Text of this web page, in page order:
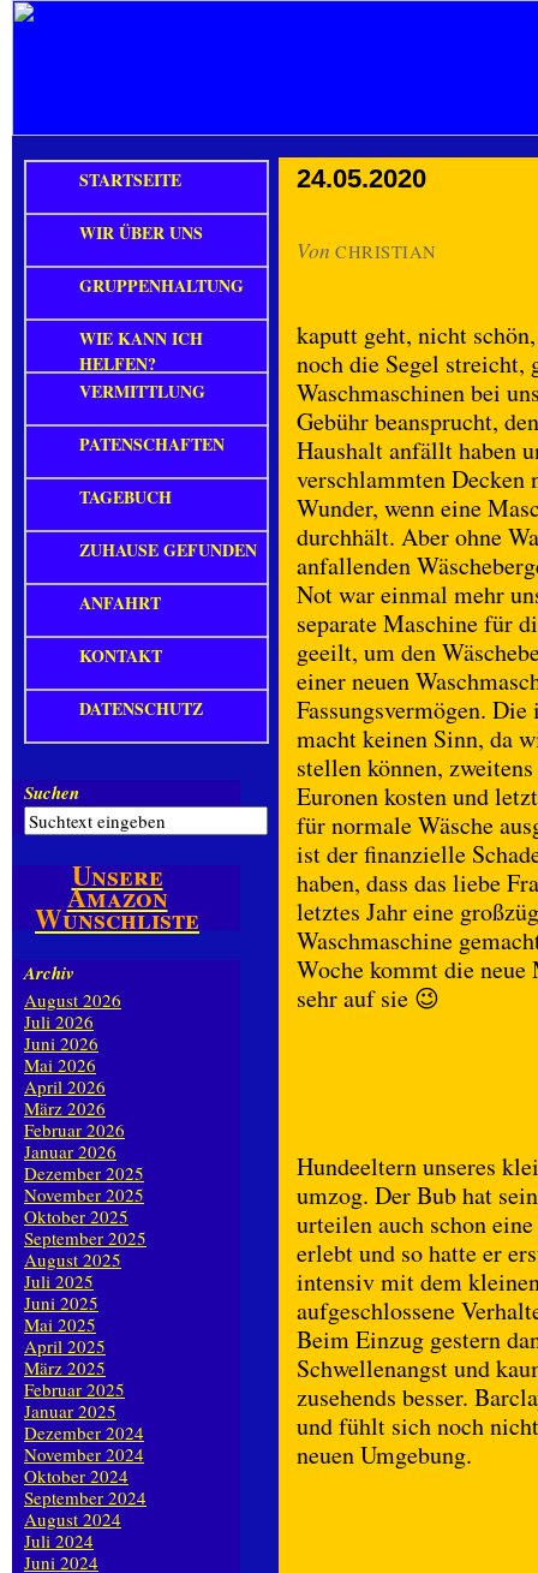
24.05.2020
Von CHRISTIAN
kaputt geht, nicht
noch die Segel streicht,
Waschmaschinen bei
Gebühr beansprucht,
Haushalt anfällt haben
verschlammten Decken
Wunder, wenn eine
durchhält. Aber ohne
anfallenden
Not war einmal mehr
separate Maschine für
geeilt, um den
einer neuen
Fassungsvermögen.
macht keinen Sinn, da
stellen können,
Euronen kosten und
für normale Wäsche
ist der finanzielle
haben, dass das liebe
letztes Jahr eine
Waschmaschine
Woche kommt die
sehr auf sie 😉
Hundeeltern unseres
umzog. Der Bub hat
urteilen auch schon
erlebt und so hatte er
intensiv mit dem
aufgeschlossene
Beim Einzug gestern
Schwellenangst und
zusehends besser.
und fühlt sich noch
neuen Umgebung.
STARTSEITE
WIR ÜBER UNS
GRUPPENHALTUNG
WIE KANN ICH
HELFEN?
VERMITTLUNG
PATENSCHAFTEN
TAGEBUCH
ZUHAUSE GEFUNDEN
ANFAHRT
KONTAKT
DATENSCHUTZ
Suchen
Unsere
Amazon
Wunschliste
Archiv
August 2026
Juli 2026
Juni 2026
Mai 2026
April 2026
März 2026
Februar 2026
Januar 2026
Dezember 2025
November 2025
Oktober 2025
September 2025
August 2025
Juli 2025
Juni 2025
Mai 2025
April 2025
März 2025
Februar 2025
Januar 2025
Dezember 2024
November 2024
Oktober 2024
September 2024
August 2024
Juli 2024
Juni 2024